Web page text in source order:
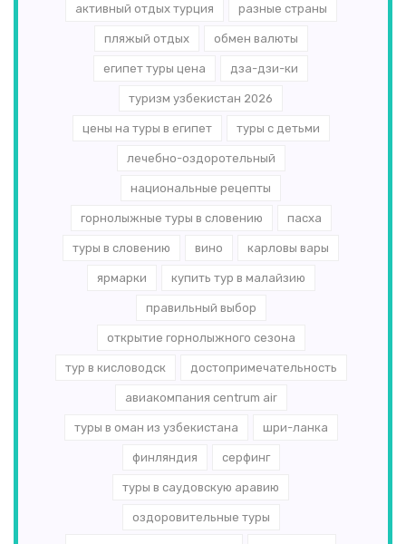
активный отдых турция разные страны
пляжый отдых обмен валюты
египет туры цена дза-дзи-ки
туризм узбекистан 2026
цены на туры в египет туры с детьми
лечебно-оздоротельный
национальные рецепты
горнолыжные туры в словению пасха
туры в словению вино карловы вары
ярмарки купить тур в малайзию
правильный выбор
открытие горнолыжного сезона
тур в кисловодск достопримечательность
авиакомпания centrum air
туры в оман из узбекистана шри-ланка
финляндия серфинг
туры в саудовскую аравию
оздоровительные туры